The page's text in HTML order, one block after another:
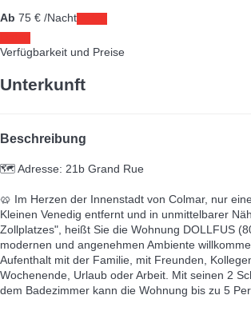
Ab 75 € /Nacht
Verfügbarkeit und Preise
Unterkunft
Beschreibung
🗺️ Adresse: 21b Grand Rue
🥨 Im Herzen der Innenstadt von Colmar, nur
Kleinen Venedig entfernt und in unmittelbarer
Zollplatzes", heißt Sie die Wohnung DOLLFUS
modernen und angenehmen Ambiente
Aufenthalt mit der Familie, mit Freunden,
Wochenende, Urlaub oder Arbeit. Mit seinen 2
dem Badezimmer kann die Wohnung bis zu 5